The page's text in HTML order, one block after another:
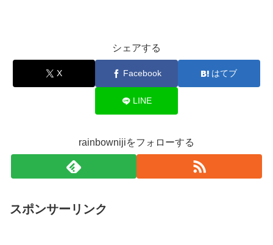
シェアする
X Facebook はてブ
LINE
rainbownijiをフォローする
スポンサーリンク